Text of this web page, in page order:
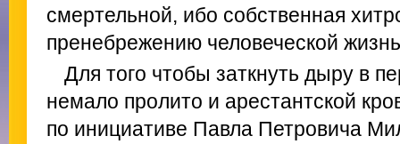
смертельной, ибо собственная
пренебрежению человеческой
Для того чтобы заткнуть дыру в
немало пролито и арестантской
по инициативе Павла Петровича